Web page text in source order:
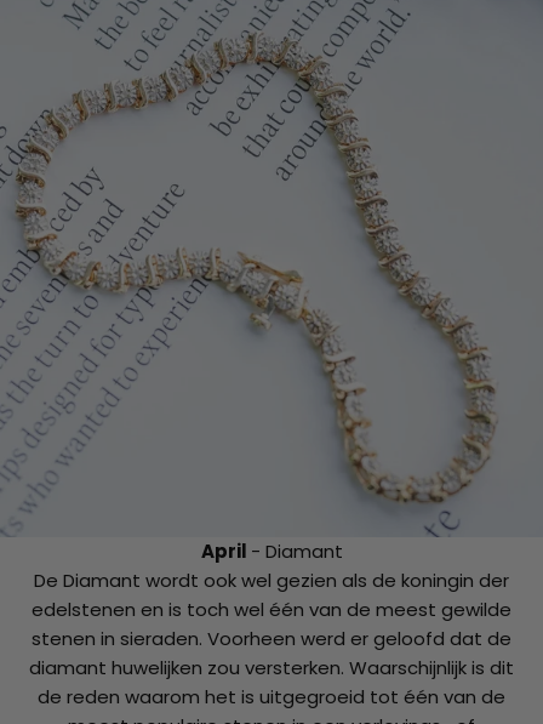
April - Diamant
De Diamant wordt ook wel gezien als de koningin der
edelstenen en is toch wel één van de meest gewilde
stenen in sieraden. Voorheen werd er geloofd dat de
diamant huwelijken zou versterken. Waarschijnlijk is dit
de reden waarom het is uitgegroeid tot één van de